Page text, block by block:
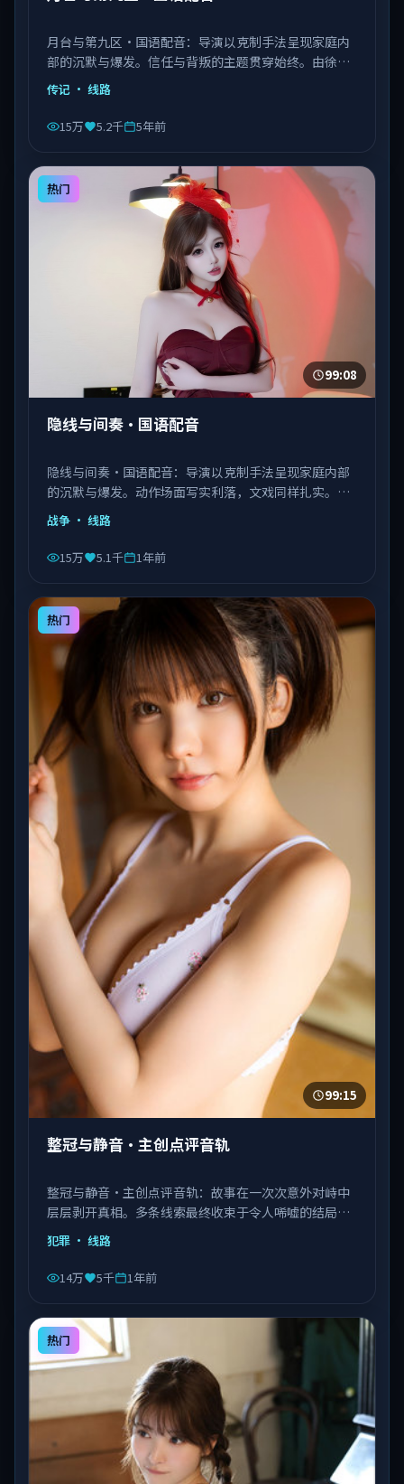
月台与第九区·国语配音：导演以克制手法呈现家庭内
部的沉默与爆发。信任与背叛的主题贯穿始终。由徐克
执导，章子怡、菅田将晖、张子枫等主演，中国台湾出
品，类型为传记。
传记 · 线路
15万 5.2千 5年前
热门
99:08
隐线与间奏·国语配音
隐线与间奏·国语配音：导演以克制手法呈现家庭内部
的沉默与爆发。动作场面写实利落，文戏同样扎实。由
李安执导，王景春、艾伦、赵丽颖等主演，中国大陆出
品，类型为战争。
战争 · 线路
15万 5.1千 1年前
热门
99:15
整冠与静音·主创点评音轨
整冠与静音·主创点评音轨：故事在一次次意外对峙中
层层剥开真相。多条线索最终收束于令人唏嘘的结局。
由陈凯歌执导，乔杉、沈腾、易烊千玺等主演，泰国出
品，类型为犯罪。
犯罪 · 线路
14万 5千 1年前
热门